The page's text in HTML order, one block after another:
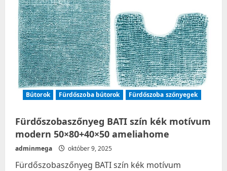
Bútorok Fürdőszoba bútorok Fürdőszoba szőnyegek
Fürdőszobaszőnyeg BATI szín kék motívum
modern 50×80+40×50 ameliahome
adminmega október 9, 2025
Fürdőszobaszőnyeg BATI szín kék motívum